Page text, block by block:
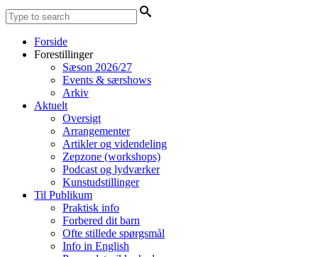
Forside
Forestillinger
Sæson 2026/27
Events & særshows
Arkiv
Aktuelt
Oversigt
Arrangementer
Artikler og videndeling
Zepzone (workshops)
Podcast og lydværker
Kunstudstillinger
Til Publikum
Praktisk info
Forbered dit barn
Ofte stillede spørgsmål
Info in English